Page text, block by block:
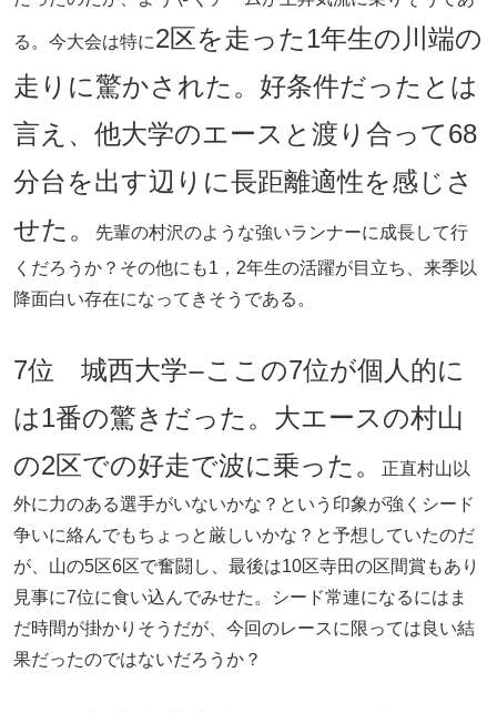
る。今大会は特に2区を走った1年生の川端の
走りに驚かされた。好条件だったとは
言え、他大学のエースと渡り合って68
分台を出す辺りに長距離適性を感じさ
せた。
先輩の村沢のような強いランナーに成長して行
くだろうか？その他にも1，2年生の活躍が目立ち、来季以
降面白い存在になってきそうである。
7位 城西大学ー ここの7位が個人的に
は1番の驚きだった。大エースの村山
の2区での好走で波に乗った。
正直村山以
外に力のある選手がいないかな？という印象が強くシード
争いに絡んでもちょっと厳しいかな？と予想していたのだ
が、山の5区6区で奮闘し、最後は10区寺田の区間賞もあり
見事に7位に食い込んでみせた。シード常連になるにはま
だ時間が掛かりそうだが、今回のレースに限っては良い結
果だったのではないだろうか？